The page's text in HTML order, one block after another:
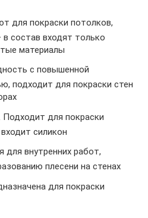
для покраски потолков,
состав входят только
материалы
с повышенной
подходит для покраски стен
для покраски
силикон
для внутренних работ,
плесени на стенах
для покраски